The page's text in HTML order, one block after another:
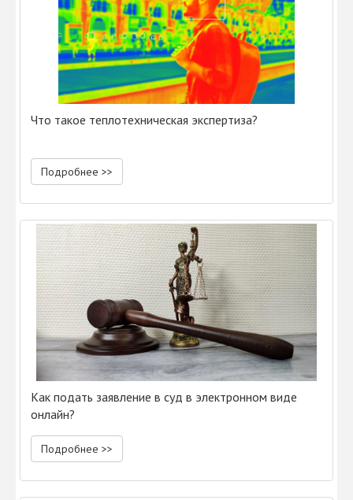
Что такое теплотехническая экспертиза?
Подробнее >>
Как подать заявление в суд в электронном виде
онлайн?
Подробнее >>